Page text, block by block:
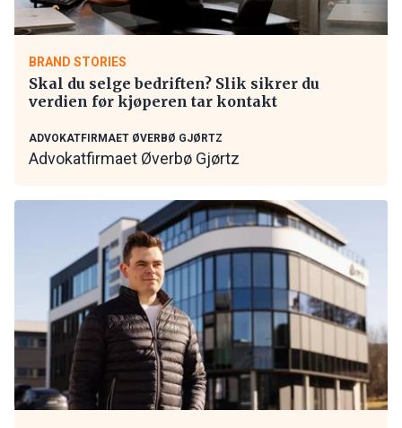
BRAND STORIES
Skal du selge bedriften? Slik sikrer du
verdien før kjøperen tar kontakt
ADVOKATFIRMAET ØVERBØ GJØRTZ
Advokatfirmaet Øverbø Gjørtz